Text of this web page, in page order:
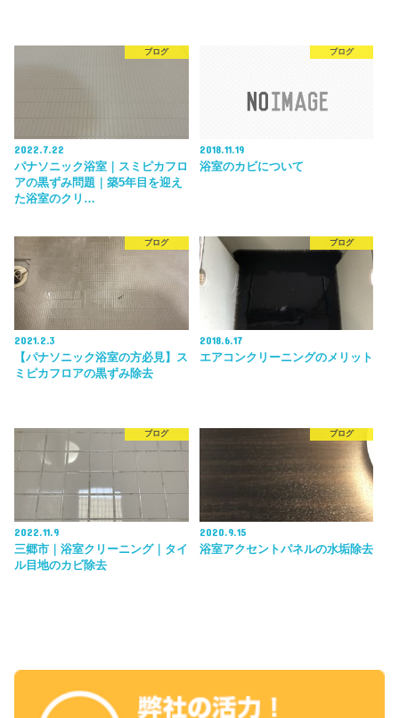
ブログ
2022.7.22
パナソニック浴室｜スミピカフロ
アの黒ずみ問題｜築5年目を迎え
た浴室のクリ…
ブログ
2018.11.19
浴室のカビについて
ブログ
2021.2.3
【パナソニック浴室の方必見】ス
ミピカフロアの黒ずみ除去
ブログ
2018.6.17
エアコンクリーニングのメリット
ブログ
2022.11.9
三郷市｜浴室クリーニング｜タイ
ル目地のカビ除去
ブログ
2020.9.15
浴室アクセントパネルの水垢除去